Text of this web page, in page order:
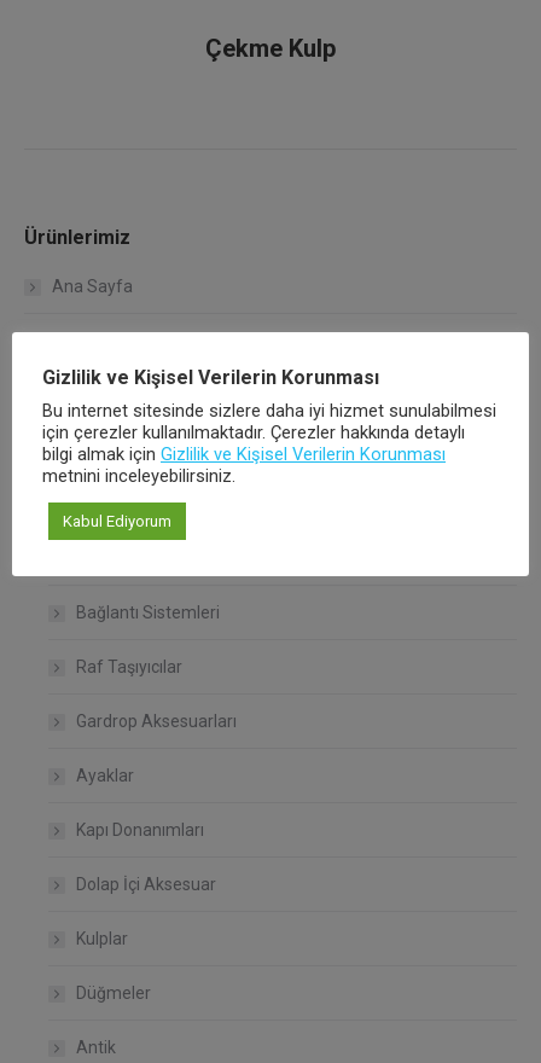
Çekme Kulp
Ürünlerimiz
Ana Sayfa
Çalışma Koşullarımız
Kalite Politikamız
Hakkımızda
Bağlantı Sistemleri
Raf Taşıyıcılar
Gardrop Aksesuarları
Ayaklar
Kapı Donanımları
Dolap İçi Aksesuar
Kulplar
Düğmeler
Antik
Gizlilik ve Kişisel Verilerin Korunması
Bu internet sitesinde sizlere daha iyi hizmet sunulabilmesi
için çerezler kullanılmaktadır. Çerezler hakkında detaylı
bilgi almak için Gizlilik ve Kişisel Verilerin Korunması
metnini inceleyebilirsiniz.
Kabul Ediyorum